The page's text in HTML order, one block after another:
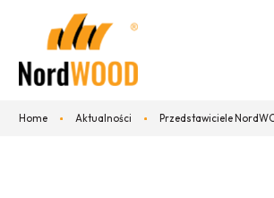
Home Aktualności Przedstawiciele